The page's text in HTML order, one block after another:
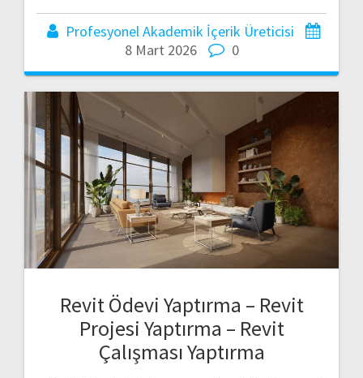
Profesyonel Akademik İçerik Üreticisi
8 Mart 2026
0
Revit Ödevi Yaptırma – Revit
Projesi Yaptırma – Revit
Çalışması Yaptırma